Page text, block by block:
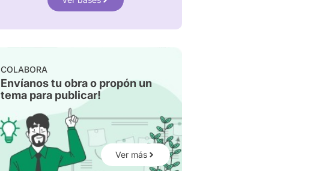
COLABORA
Envíanos tu obra o propón un
tema para publicar!
Ver más